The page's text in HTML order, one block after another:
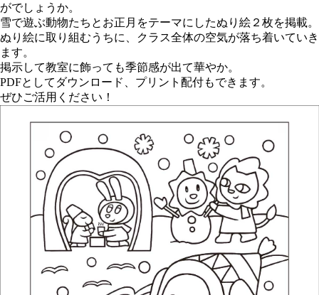
がでしょうか。
雪で遊ぶ動物たちとお正月をテーマにしたぬり絵２枚を掲載。
ぬり絵に取り組むうちに、クラス全体の空気が落ち着いていき
ます。
掲示して教室に飾っても季節感が出て華やか。
PDFとしてダウンロード、プリント配付もできます。
ぜひご活用ください！